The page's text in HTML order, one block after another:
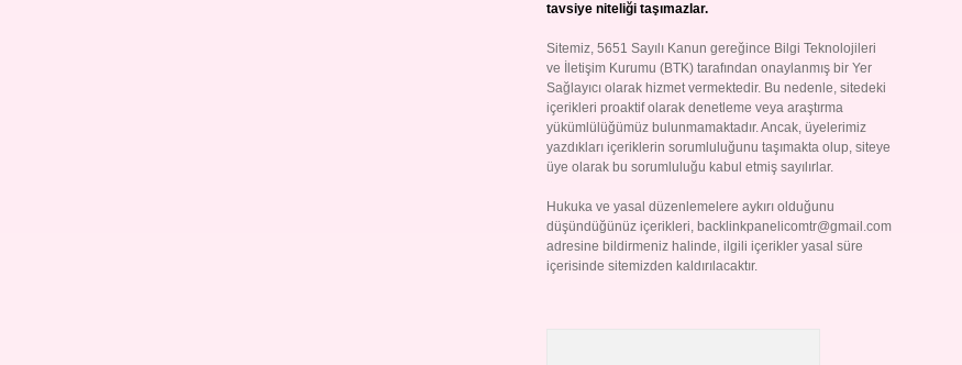
tavsiye niteliği taşımazlar.
Sitemiz, 5651 Sayılı Kanun gereğince Bilgi Teknolojileri
ve İletişim Kurumu (BTK) tarafından onaylanmış bir Yer
Sağlayıcı olarak hizmet vermektedir. Bu nedenle, sitedeki
içerikleri proaktif olarak denetleme veya araştırma
yükümlülüğümüz bulunmamaktadır. Ancak, üyelerimiz
yazdıkları içeriklerin sorumluluğunu taşımakta olup, siteye
üye olarak bu sorumluluğu kabul etmiş sayılırlar.
Hukuka ve yasal düzenlemelere aykırı olduğunu
düşündüğünüz içerikleri, backlinkpanelicomtr@gmail.com
adresine bildirmeniz halinde, ilgili içerikler yasal süre
içerisinde sitemizden kaldırılacaktır.